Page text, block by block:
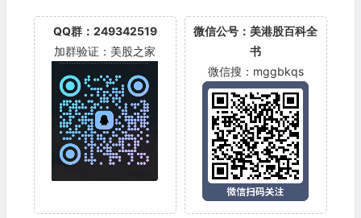
QQ群：249342519
加群验证：美股之家
微信公号：美港股百科全
书
微信搜：mggbkqs